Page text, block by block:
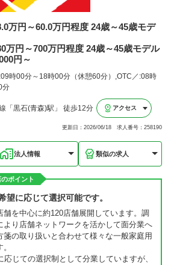
万円～60.0万円程度 24歳～45歳モデ
万円～700万円程度 24歳～45歳モデル
円～
時00分～18時00分（休憩60分）,OTC／:08時
分
「黒石(青森)駅」 徒歩12分 アクセス
更新日：2026/06/18 求人番号：258190
法人情報 類似の求人
ポイント
望に応じて選択可能です。
を中心に約120店舗展開しています。調
より店舗ネットワークを活かして面分業へ
の取り扱いと合わせて様々な一般家庭用
じての選択制として分業していますが、